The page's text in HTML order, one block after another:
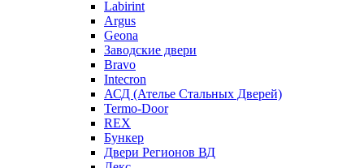
Labirint
Argus
Geona
Заводские двери
Bravo
Intecron
АСД (Ателье Стальных Дверей)
Termo-Door
REX
Бункер
Двери Регионов ВД